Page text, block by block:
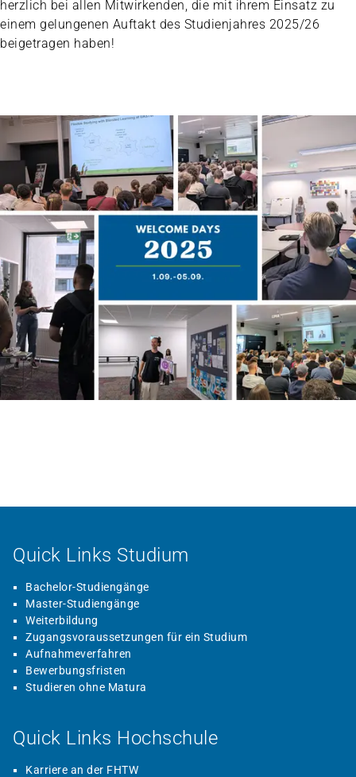
herzlich bei allen Mitwirkenden, die mit ihrem Einsatz zu
einem gelungenen Auftakt des Studienjahres 2025/26
beigetragen haben!
Quick Links Studium
Bachelor-Studiengänge
Master-Studiengänge
Weiterbildung
Zugangsvoraussetzungen für ein Studium
Aufnahmeverfahren
Bewerbungsfristen
Studieren ohne Matura
Quick Links Hochschule
Karriere an der FHTW